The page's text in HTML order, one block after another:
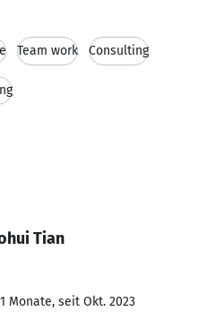
Team work Consulting
Tian
Monate, seit Okt. 2023